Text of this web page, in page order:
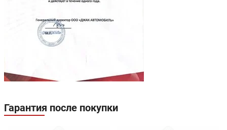
Гарантия после покупки